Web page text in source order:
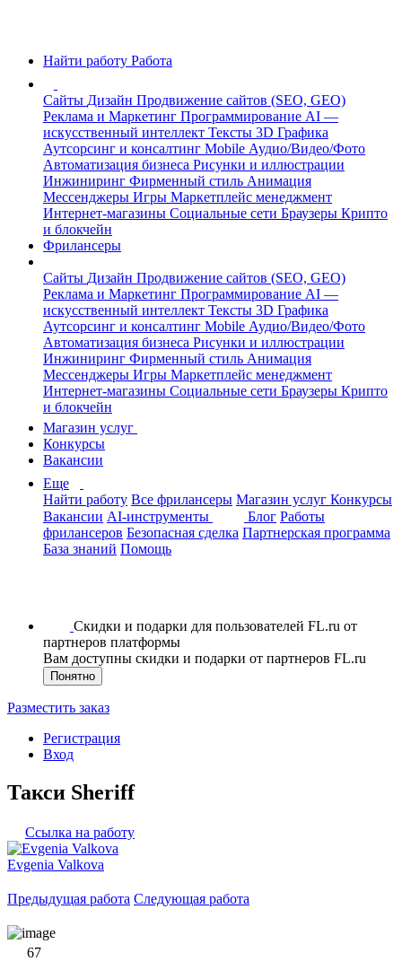
Найти работу Работа
Сайты Дизайн Продвижение сайтов (SEO, GEO)
Реклама и Маркетинг Программирование AI —
искусственный интеллект Тексты 3D Графика
Аутсорсинг и консалтинг Mobile Аудио/Видео/Фото
Автоматизация бизнеса Рисунки и иллюстрации
Инжиниринг Фирменный стиль Анимация
Мессенджеры Игры Маркетплейс менеджмент
Интернет-магазины Социальные сети Браузеры Крипто
и блокчейн
Фрилансеры
Сайты Дизайн Продвижение сайтов (SEO, GEO)
Реклама и Маркетинг Программирование AI —
искусственный интеллект Тексты 3D Графика
Аутсорсинг и консалтинг Mobile Аудио/Видео/Фото
Автоматизация бизнеса Рисунки и иллюстрации
Инжиниринг Фирменный стиль Анимация
Мессенджеры Игры Маркетплейс менеджмент
Интернет-магазины Социальные сети Браузеры Крипто
и блокчейн
Магазин услуг
Конкурсы
Вакансии
Еще
Найти работу Все фрилансеры Магазин услуг Конкурсы
Вакансии AI-инструменты Блог Работы
фрилансеров Безопасная сделка Партнерская программа
База знаний Помощь
Скидки и подарки для пользователей FL.ru от
партнеров платформы
Вам доступны скидки и подарки от партнеров FL.ru
Понятно
Разместить заказ
Регистрация
Вход
Такси Sheriff
Ссылка на работу
Evgenia Valkova
Предыдущая работа Следующая работа
67